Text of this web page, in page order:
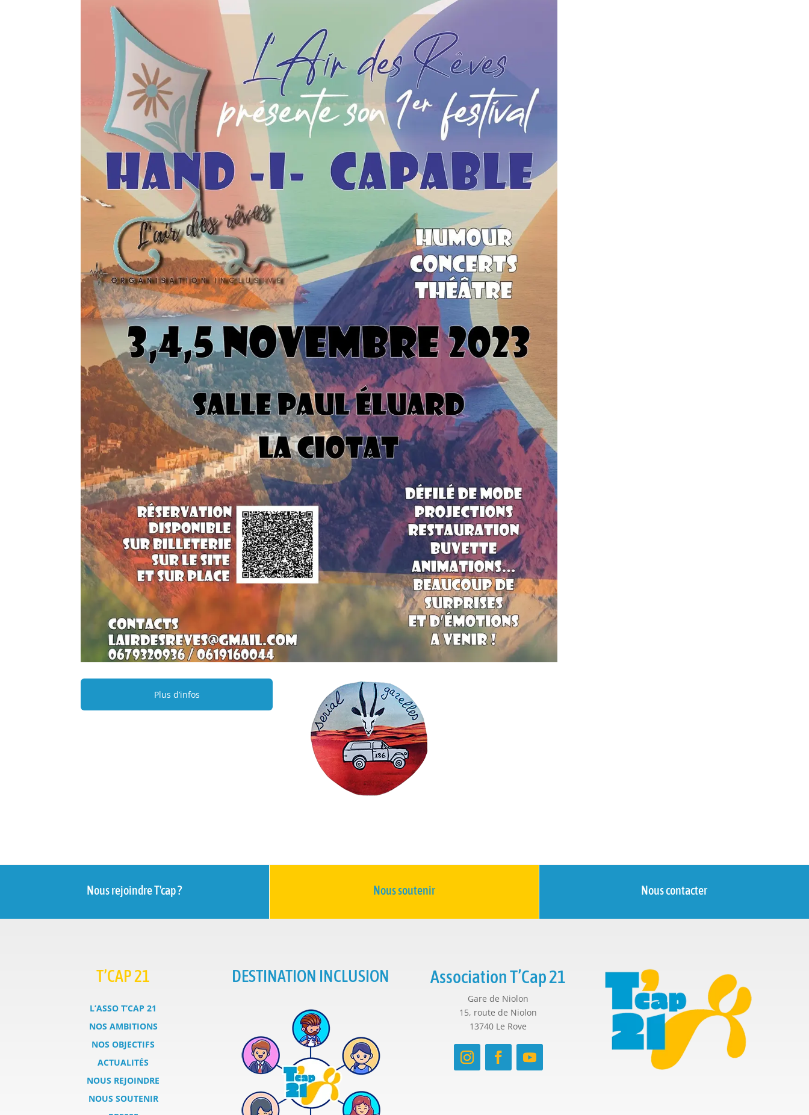
Plus d’infos
Nous rejoindre T'cap ? Nous soutenir Nous contacter
T’CAP 21
L’ASSO T’CAP 21
NOS AMBITIONS
NOS OBJECTIFS
ACTUALITÉS
NOUS REJOINDRE
NOUS SOUTENIR
DESTINATION INCLUSION Association T’Cap 21
Gare de Niolon
15, route de Niolon
13740 Le Rove